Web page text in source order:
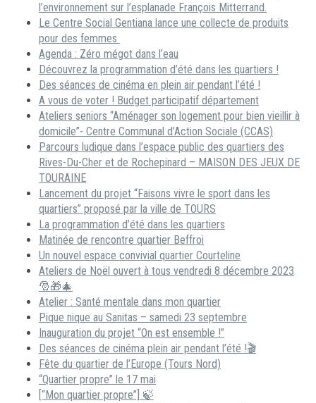
l’environnement sur l’esplanade François Mitterrand.
Le Centre Social Gentiana lance une collecte de produits
pour des femmes
Agenda : Zéro mégot dans l’eau
Découvrez la programmation d’été dans les quartiers !
Des séances de cinéma en plein air pendant l’été !
A vous de voter ! Budget participatif département
Ateliers seniors “Aménager son logement pour bien vieillir à
domicile”- Centre Communal d’Action Sociale (CCAS)
Parcours ludique dans l’espace public des quartiers des
Rives-Du-Cher et de Rochepinard – MAISON DES JEUX DE
TOURAINE
Lancement du projet “Faisons vivre le sport dans les
quartiers” proposé par la ville de TOURS
La programmation d’été dans les quartiers
Matinée de rencontre quartier Beffroi
Un nouvel espace convivial quartier Courteline
Ateliers de Noël ouvert à tous vendredi 8 décembre 2023
🎅🎁🎄
Atelier : Santé mentale dans mon quartier
Pique nique au Sanitas – samedi 23 septembre
Inauguration du projet “On est ensemble !”
Des séances de cinéma plein air pendant l’été !🎬
Fête du quartier de l’Europe (Tours Nord)
“Quartier propre” le 17 mai
[“Mon quartier propre”] 🍃